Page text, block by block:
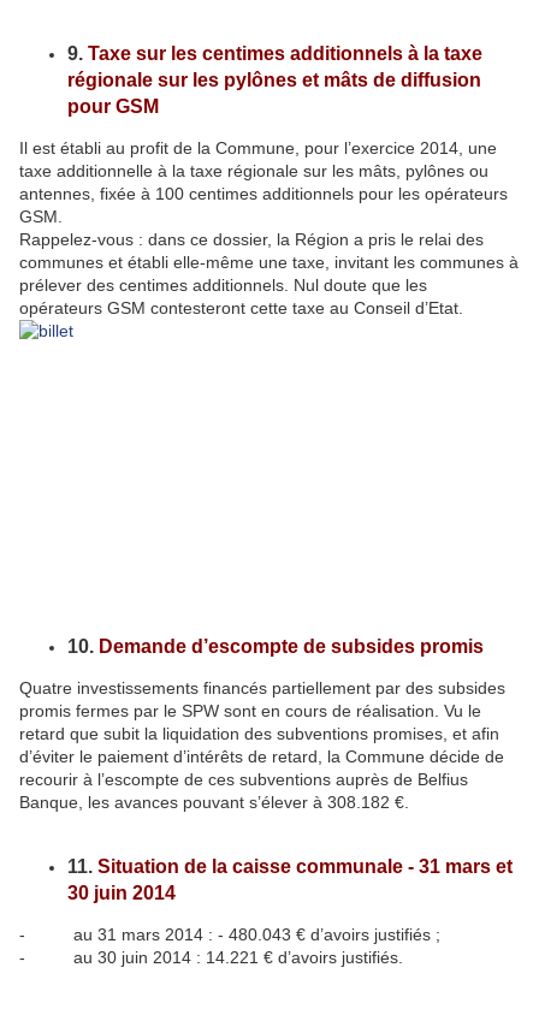
9. Taxe sur les centimes additionnels à la taxe
régionale sur les pylônes et mâts de diffusion
pour GSM
Il est établi au profit de la Commune, pour l’exercice 2014, une
taxe additionnelle à la taxe régionale sur les mâts, pylônes ou
antennes, fixée à 100 centimes additionnels pour les opérateurs
GSM.
Rappelez-vous : dans ce dossier, la Région a pris le relai des
communes et établi elle-même une taxe, invitant les communes à
prélever des centimes additionnels. Nul doute que les
opérateurs GSM contesteront cette taxe au Conseil d’Etat.
10. Demande d’escompte de subsides promis
Quatre investissements financés partiellement par des subsides
promis fermes par le SPW sont en cours de réalisation. Vu le
retard que subit la liquidation des subventions promises, et afin
d’éviter le paiement d’intérêts de retard, la Commune décide de
recourir à l’escompte de ces subventions auprès de Belfius
Banque, les avances pouvant s’élever à 308.182 €.
11. Situation de la caisse communale - 31 mars et
30 juin 2014
- au 31 mars 2014 : - 480.043 € d’avoirs justifiés ;
- au 30 juin 2014 : 14.221 € d’avoirs justifiés.